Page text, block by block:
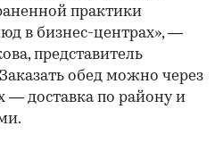
практики
в бизнес-центрах», —
представитель
обед можно через
— доставка по району и